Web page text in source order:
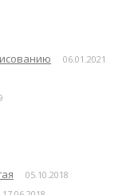
06.01.2021
05.10.2018